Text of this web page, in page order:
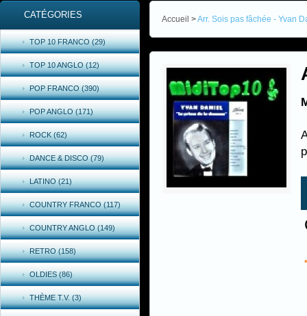
CATÉGORIES
TOP 10 FRANCO (29)
TOP 10 ANGLO (12)
POP FRANCO (390)
POP ANGLO (171)
ROCK (62)
DANCE & DISCO (79)
LATINO (21)
COUNTRY FRANCO (117)
COUNTRY ANGLO (149)
RETRO (158)
OLDIES (86)
THÈME T.V. (3)
Accueil >Arr. Sois pas fâchée - Yvan
*